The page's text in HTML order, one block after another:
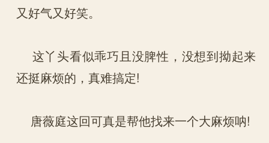
又好气又好笑。
这丫头看似乖巧且没脾性，没想到拗起来
还挺麻烦的，真难搞定!
唐薇庭这回可真是帮他找来一个大麻烦呐!